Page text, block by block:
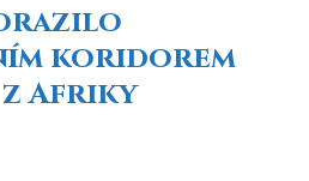
koridorem
z Afriky